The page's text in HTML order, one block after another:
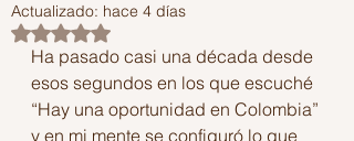
Actualizado: hace 4 días
Obtuvo NaN de 5 estrellas.
Ha pasado casi una década desde
esos segundos en los que escuché
“Hay una oportunidad en Colombia”
y en mi mente se configuró lo que